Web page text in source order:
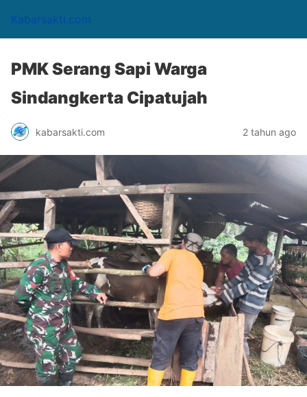
Kabarsakti.com
PMK Serang Sapi Warga
Sindangkerta Cipatujah
kabarsakti.com 2 tahun ago